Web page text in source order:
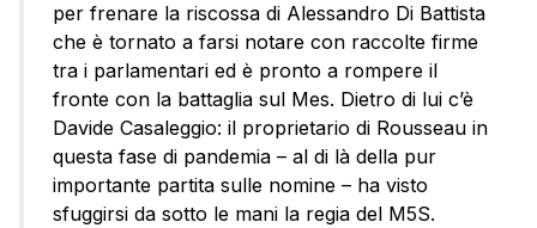
per frenare la riscossa di Alessandro Di Battista
che è tornato a farsi notare con raccolte firme
tra i parlamentari ed è pronto a rompere il
fronte con la battaglia sul Mes. Dietro di lui c’è
Davide Casaleggio: il proprietario di Rousseau in
questa fase di pandemia – al di là della pur
importante partita sulle nomine – ha visto
sfuggirsi da sotto le mani la regia del M5S.